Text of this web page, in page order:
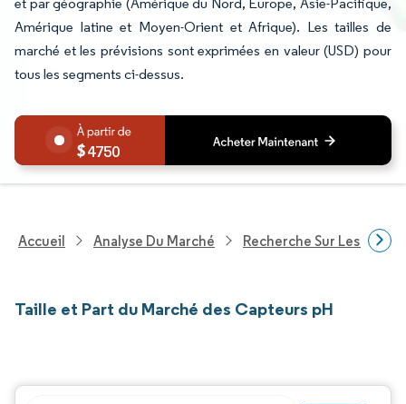
Amérique latine et Moyen-Orient et Afrique). Les tailles de
marché et les prévisions sont exprimées en valeur (USD) pour
tous les segments ci-dessus.
4750
Accueil Analyse Du Marché Recherche Sur Les
Taille et Part du Marché des Capteurs pH